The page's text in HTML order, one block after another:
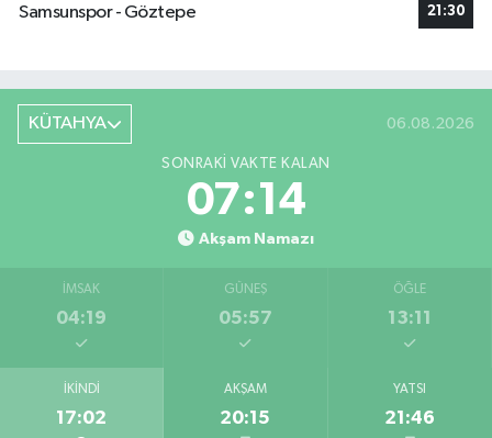
Samsunspor - Göztepe
21:30
KÜTAHYA 06.08.2026
SONRAKI VAKTE KALAN
07:13
Akşam Namazı
İMSAK
04:19
GÜNEŞ
05:57
ÖĞLE
13:11
İKINDI
17:02
AKŞAM
20:15
YATSI
21:46